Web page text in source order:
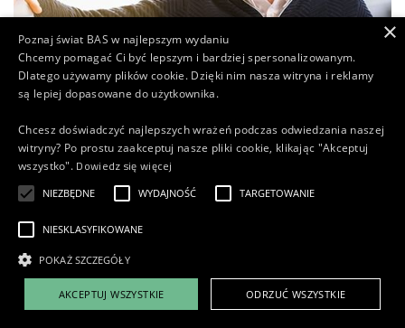
" Codziennie widzę piękne
pojazdy przejeżdżające w
Veghel, które są
sprzedawane na całym
świecie "
×
Poznaj świat BAS w najlepszym wydaniu
Chcemy pomagać Ci być lepszym i bardziej spersonalizowanym.
Dlatego używamy plików cookie. Dzięki nim nasza witryna i reklamy
są lepiej dopasowane do użytkownika.
Chcesz doświadczyć najlepszych wrażeń podczas odwiedzania naszej
witryny? Po prostu zaakceptuj nasze pliki cookie, klikając "Akceptuj
wszystko". Dowiedz się więcej
NIEZBĘDNE WYDAJNOŚĆ TARGETOWANIE
NIESKLASYFIKOWANE
POKAŻ SZCZEGÓŁY
AKCEPTUJ WSZYSTKIE ODRZUĆ WSZYSTKIE